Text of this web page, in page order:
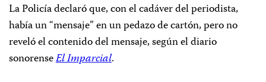
La Policía declaró que, con el cadáver del periodista,
había un “mensaje” en un pedazo de cartón, pero no
reveló el contenido del mensaje, según el diario
sonorenseEl Imparcial.